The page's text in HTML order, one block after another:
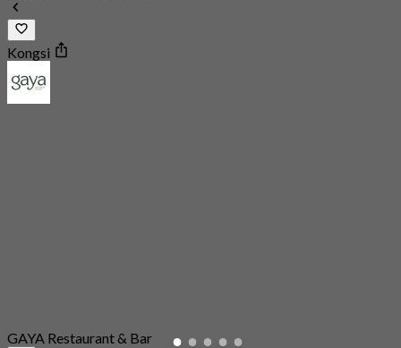
Kongsi
GAYA Restaurant & Bar